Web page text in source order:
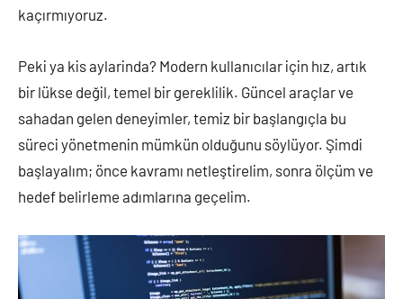
kaçırmıyoruz.
Peki ya kis aylarinda? Modern kullanıcılar için hız, artık
bir lükse değil, temel bir gereklilik. Güncel araçlar ve
sahadan gelen deneyimler, temiz bir başlangıçla bu
süreci yönetmenin mümkün olduğunu söylüyor. Şimdi
başlayalım; önce kavramı netleştirelim, sonra ölçüm ve
hedef belirleme adımlarına geçelim.